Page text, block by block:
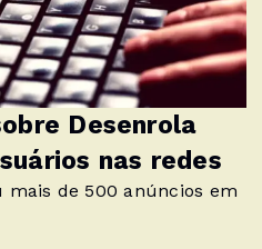
Desenrola
nas redes
de 500 anúncios em